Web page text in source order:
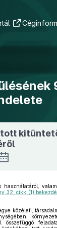
használatáról,
32. cikk (1)
közéleti,
összefüggő